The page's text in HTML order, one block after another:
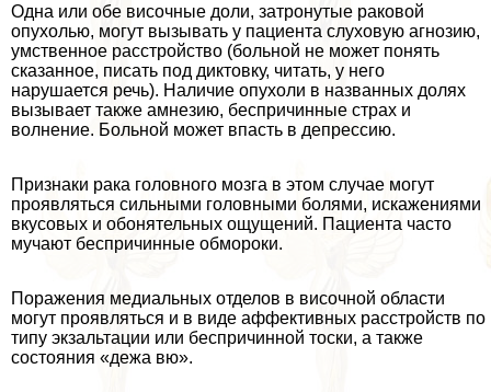
Одна или обе височные доли, затронутые paковой
опухолью, могут вызывать у пациента слуховую агнозию,
умственное расстройство (больной не может понять
сказанное, писать под диктовку, читать, у него
нарушается речь). Наличие опухоли в названных долях
вызывает также амнезию, беспричинные страх и
волнение. Больной может впасть в депрессию.
Признаки paка головного мозга в этом случае могут
проявляться сильными головными болями, искажениями
вкусовых и обонятельных ощущений. Пациента часто
мучают беспричинные обмороки.
Поражения медиальных отделов в височной области
могут проявляться и в виде аффективных расстройств по
типу экзальтации или беспричинной тоски, а также
состояния «дежа вю».